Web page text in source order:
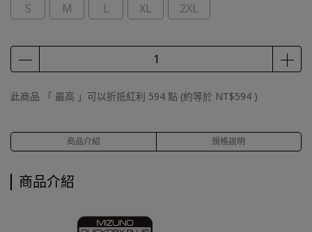
S
M L XL 2XL
此商品 「 最高 」可以折抵紅利 594 點 (約等於 NT$594 )
商品介紹 規格說明
商品介紹